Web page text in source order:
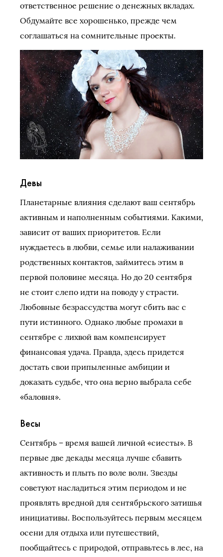
ответственное решение о денежных вкладах.
Обдумайте все хорошенько, прежде чем
соглашаться на сомнительные проекты.
Девы
Планетарные влияния сделают ваш сентябрь
активным и наполненным событиями. Какими,
зависит от ваших приоритетов. Если
нуждаетесь в любви, семье или налаживании
родственных контактов, займитесь этим в
первой половине месяца. Но до 20 сентября
не стоит слепо идти на поводу у страсти.
Любовные безрассудства могут сбить вас с
пути истинного. Однако любые промахи в
сентябре с лихвой вам компенсирует
финансовая удача. Правда, здесь придется
достать свои припыленные амбиции и
доказать судьбе, что она верно выбрала себе
«баловня».
Весы
Сентябрь – время вашей личной «сиесты». В
первые две декады месяца лучше сбавить
активность и плыть по воле волн. Звезды
советуют насладиться этим периодом и не
проявлять вредной для сентябрьского затишья
инициативы. Воспользуйтесь первым месяцем
осени для отдыха или путешествий,
пообщайтесь с природой, отправьтесь в лес, на